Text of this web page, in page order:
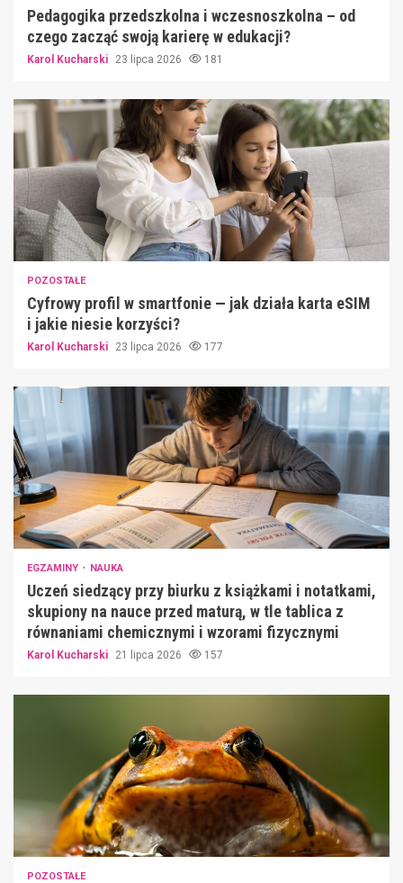
Pedagogika przedszkolna i wczesnoszkolna – od
czego zacząć swoją karierę w edukacji?
Karol Kucharski 23 lipca 2026 181
POZOSTAŁE
Cyfrowy profil w smartfonie — jak działa karta eSIM
i jakie niesie korzyści?
Karol Kucharski 23 lipca 2026 177
EGZAMINY NAUKA
Uczeń siedzący przy biurku z książkami i notatkami,
skupiony na nauce przed maturą, w tle tablica z
równaniami chemicznymi i wzorami fizycznymi
Karol Kucharski 21 lipca 2026 157
POZOSTAŁE